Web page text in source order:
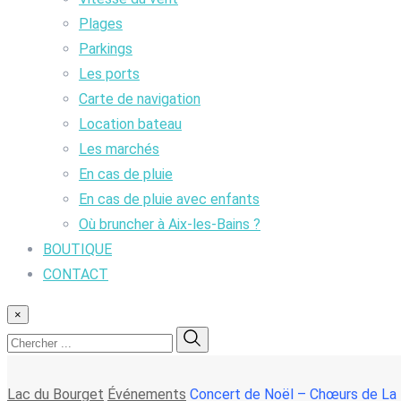
Plages
Parkings
Les ports
Carte de navigation
Location bateau
Les marchés
En cas de pluie
En cas de pluie avec enfants
Où bruncher à Aix-les-Bains ?
BOUTIQUE
CONTACT
×
Lac du Bourget Événements Concert de Noël – Chœurs de La